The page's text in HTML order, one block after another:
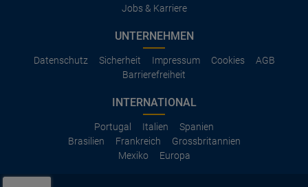
Jobs & Karriere
UNTERNEHMEN
Datenschutz Sicherheit Impressum Cookies
AGB
Barrierefreiheit
INTERNATIONAL
Portugal Italien
Spanien
Brasilien
Frankreich
Grossbritannien
Mexiko
Europa